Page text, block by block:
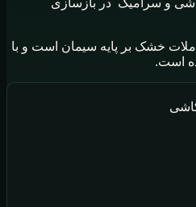
و سرامیک در بازسازی
خشک بر پایه سیمان است و با
است.